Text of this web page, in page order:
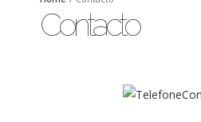
Contacto